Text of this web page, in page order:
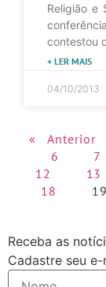
Religião e
contestou
+ LER MAIS
04/10/2013
« Anterior
6
7
12
13
18
19
Receba as
Cadastre seu e-